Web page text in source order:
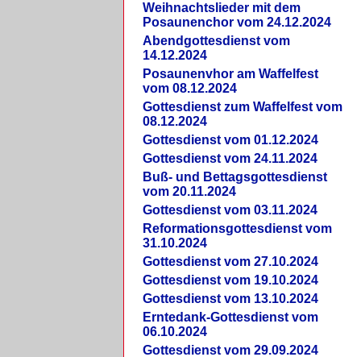
Weihnachtslieder mit dem
Posaunenchor vom 24.12.2024
Abendgottesdienst vom
14.12.2024
Posaunenvhor am Waffelfest
vom 08.12.2024
Gottesdienst zum Waffelfest vom
08.12.2024
Gottesdienst vom 01.12.2024
Gottesdienst vom 24.11.2024
Buß- und Bettagsgottesdienst
vom 20.11.2024
Gottesdienst vom 03.11.2024
Reformationsgottesdienst vom
31.10.2024
Gottesdienst vom 27.10.2024
Gottesdienst vom 19.10.2024
Gottesdienst vom 13.10.2024
Erntedank-Gottesdienst vom
06.10.2024
Gottesdienst vom 29.09.2024